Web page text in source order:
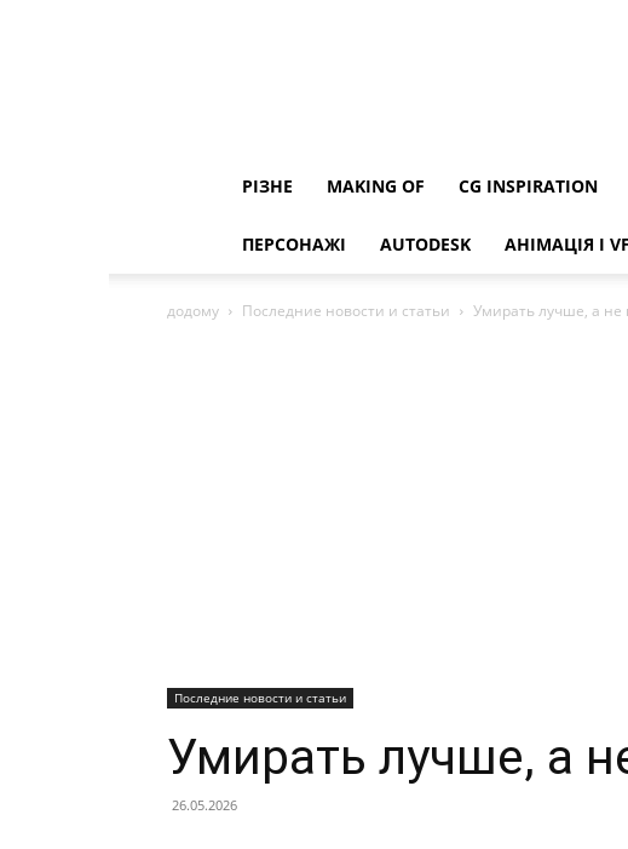
РІЗНЕ MAKING OF CG INSPIRATION
ПЕРСОНАЖІ AUTODESK АНІМАЦІЯ І
додому Последние новости и статьи Умирать лучше, а не
Последние новости и статьи
Умирать лучше, а
26.05.2026